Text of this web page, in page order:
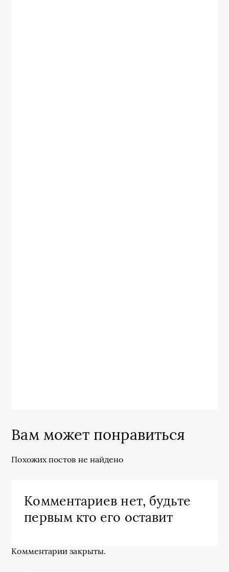
Вам может понравиться
Похожих постов не найдено
Комментариев нет, будьте
первым кто его оставит
Комментарии закрыты.